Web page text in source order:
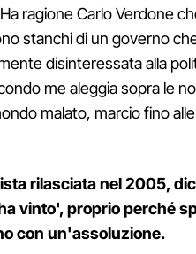
ragione Carlo Verdone
stanchi di un governo
disinteressata alla
me aleggia sopra le
malato, marcio fino alle
rilasciata nel 2005,
vinto', proprio perché
con un'assoluzione.